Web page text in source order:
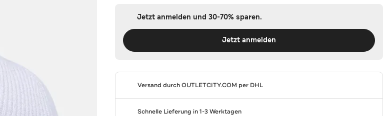
Jetzt anmelden und 30-70% sparen.
Jetzt anmelden
Versand durchOUTLETCITY.COM per DHL
Schnelle Lieferung in 1-3 Werktagen